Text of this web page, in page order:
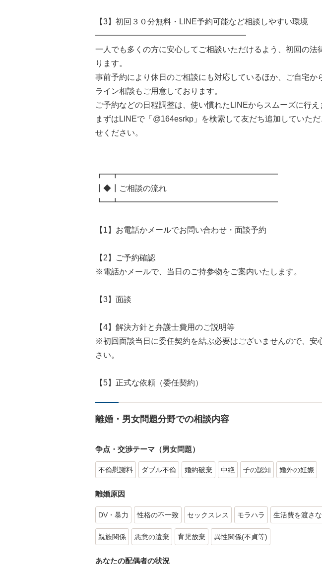
【3】初回３０分無料・LINE予約可能など相談しやすい環境
━━━━━━━━━━━━━━━━━━━
一人でも多くの方に安心してご相談いただけるよう、初回の法
ります。
事前予約により休日のご相談にも対応しているほか、ご自宅か
ライン相談もご用意しております。
ご予約などの日程調整は、使い慣れたLINEからスムーズに行え
まずはLINEで「@164esrkp」を検索して友だち追加していた
せください。
┏━┳━━━━━━━━━━━━━━━━━━━━
┃◆┃ご相談の流れ
┗━┻━━━━━━━━━━━━━━━━━━━━
【1】お電話かメールでお問い合わせ・面談予約
【2】ご予約確認
※電話かメールで、当日のご持参物をご案内いたします。
【3】面談
【4】解決方針と弁護士費用のご説明等
※初回面談当日に委任契約を結ぶ必要はございませんので、安
さい。
【5】正式な依頼（委任契約）
離婚・男女問題分野での相談内容
争点・交渉テーマ（男女問題）
不倫慰謝料 ダブル不倫 婚約破棄 中絶 子の認知 婚外の妊娠
離婚原因
DV・暴力 性格の不一致 セックスレス モラハラ 生活費を渡さ
親族関係 悪意の遺棄 育児放棄 異性関係(不貞等)
あなたの配偶者の状況